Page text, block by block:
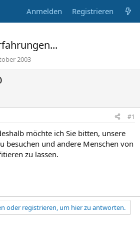
Anmelden Registrieren
2003
#1
möchte ich Sie bitten, unsere
besuchen und andere Menschen von
zu lassen.
oder registrieren, um hier zu antworten.